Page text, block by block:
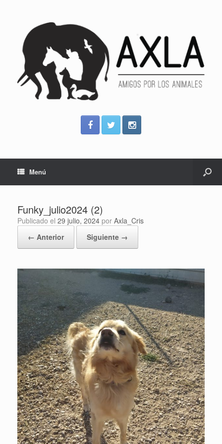
Menú
Funky_julio2024 (2)
Publicado el 29 julio, 2024 por Axla_Cris
← Anterior
Siguiente →